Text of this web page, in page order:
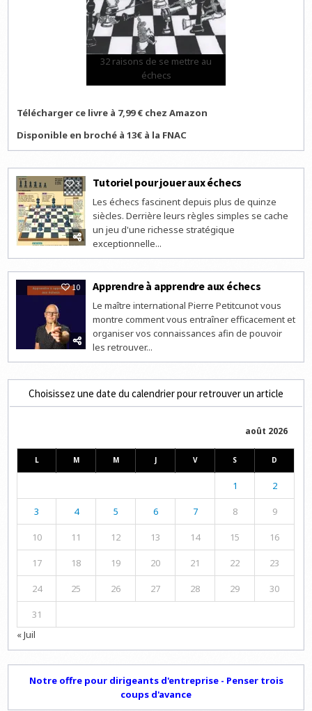
32 raisons de se mettre au
échecs
Télécharger ce livre à 7,99 € chez Amazon
Disponible en broché à 13€ à la FNAC
3 Tutoriel pour jouer aux échecs
Les échecs fascinent depuis plus de quinze
siècles. Derrière leurs règles simples se cache
un jeu d'une richesse stratégique
exceptionnelle...
10 Apprendre à apprendre aux échecs
Le maître international Pierre Petitcunot vous
montre comment vous entraîner efficacement et
organiser vos connaissances afin de pouvoir
les retrouver...
Choisissez une date du calendrier pour retrouver un article
août 2026
L M M J V S D
1 2
3 4 5 6 7 8 9
10 11 12 13 14 15 16
17 18 19 20 21 22 23
24 25 26 27 28 29 30
31
« Juil
Notre offre pour dirigeants d'entreprise - Penser trois
coups d'avance